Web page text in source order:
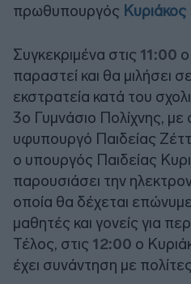
πρωθυπουργός
Συγκεκριμένα στις 11:00
παραστεί και θα μιλήσει
εκστρατεία κατά του
3ο Γυμνάσιο Πολίχνης, με
υφυπουργό Παιδείας
ο υπουργός Παιδείας
παρουσιάσει την
οποία θα δέχεται
μαθητές και γονείς για
Τέλος, στις 12:00 ο
έχει συνάντηση με